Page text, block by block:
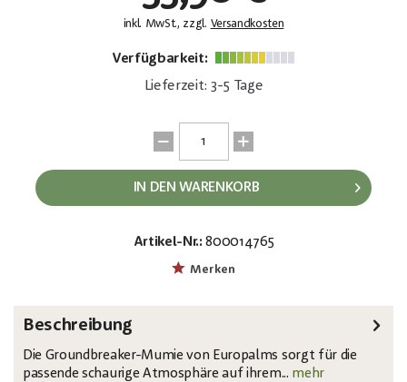
inkl. MwSt., zzgl. Versandkosten
Verfügbarkeit:
Lieferzeit: 3-5 Tage
IN DEN WARENKORB
Artikel-Nr.: 800014765
Merken
Beschreibung
Die Groundbreaker-Mumie von Europalms sorgt für die
passende schaurige Atmosphäre auf ihrem... mehr